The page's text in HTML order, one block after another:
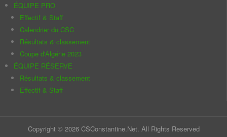
ÉQUIPE PRO
Effectif & Staff
Calendrier du CSC
Résultats & classement
Coupe d'Algérie 2023
ÉQUIPE RÉSERVE
Résultats & classement
Effectif & Staff
Copyright © 2026 CSConstantine.Net. All Rights Reserved